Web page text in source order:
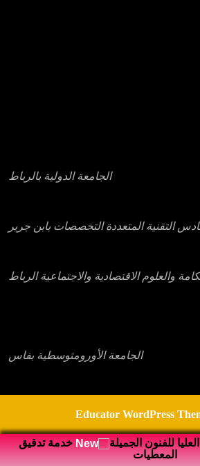
الجامعة الدولية بالرباط
التقنية المتعددة التخصصات بابن جرير
والعلوم الاقتصادية والاجتماعية الرباط
الجامعة الأورومتوسطية بفاس
Educator WordPress
للفنون الجميلة
خدمة تدقيق
المعطيات